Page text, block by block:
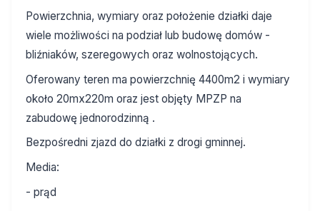
Powierzchnia, wymiary oraz położenie działki daje
wiele możliwości na podział lub budowę domów -
bliźniaków, szeregowych oraz wolnostojących.
Oferowany teren ma powierzchnię 4400m2 i wymiary
około 20mx220m oraz jest objęty MPZP na
zabudowę jednorodzinną .
Bezpośredni zjazd do działki z drogi gminnej.
Media:
- prąd